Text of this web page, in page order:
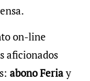
on-line
aficionados
abono Feriay